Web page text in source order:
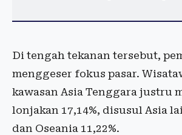
Di tengah tekanan tersebut,
menggeser fokus pasar.
kawasan Asia Tenggara justru
lonjakan 17,14%, disusul Asia
dan Oseania 11,22%.